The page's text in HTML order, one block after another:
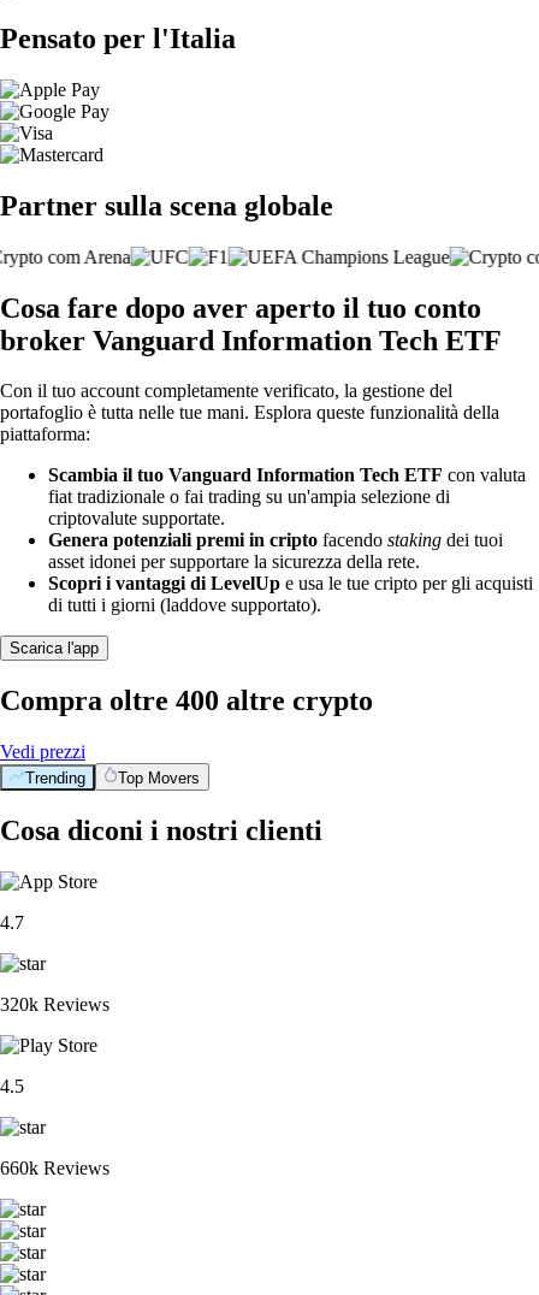
Pensato per l'Italia
Partner sulla scena globale
Cosa fare dopo aver aperto il tuo conto
broker Vanguard Information Tech ETF
Con il tuo account completamente verificato, la gestione del
portafoglio è tutta nelle tue mani. Esplora queste funzionalità della
piattaforma:
Scambia il tuo Vanguard Information Tech ETF con valuta
fiat tradizionale o fai trading su un'ampia selezione di
criptovalute supportate.
Genera potenziali premi in cripto facendo staking dei tuoi
asset idonei per supportare la sicurezza della rete.
Scopri i vantaggi di LevelUp e usa le tue cripto per gli acquisti
di tutti i giorni (laddove supportato).
Scarica l'app
Compra oltre 400 altre crypto
Vedi prezzi
Trending Top Movers
Cosa diconi i nostri clienti
4.7
320k Reviews
4.5
660k Reviews